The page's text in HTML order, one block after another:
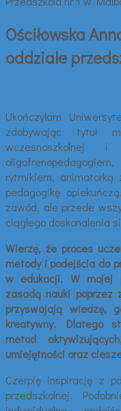
Ościłowska
oddziale
Ukończyłam
zdobywając tytuł
wczesnoszkolnej
rytmikiem, animatorką
pedagogikę
zawód, ale przede
ciągłego doskonalenia
Wierzę, że proces
metody i podejścia do
w edukacji. W mojej
zasadą nauki poprzez
przyswajają wiedzę,
kreatywny. Dlatego
metod
umiejętności oraz
Czerpię inspirację z
przedszkolnej.